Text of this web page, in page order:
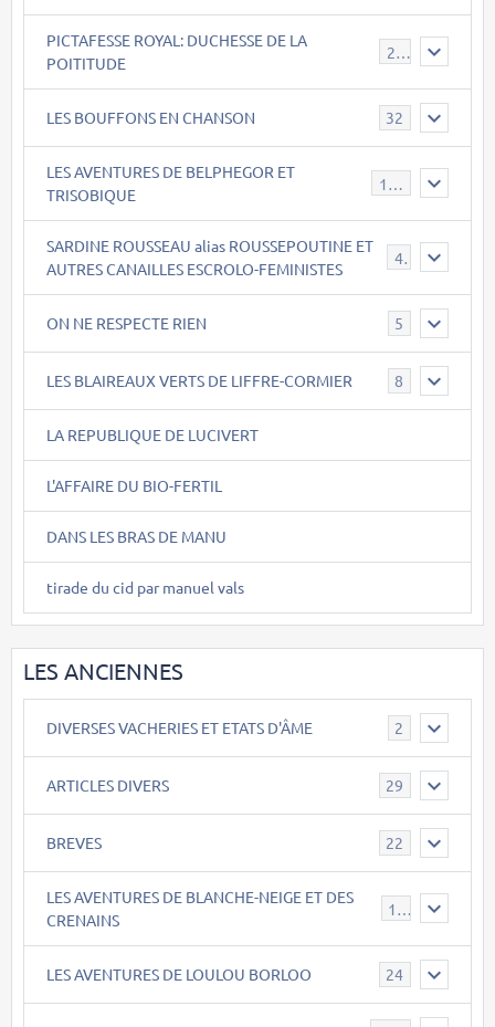
PICTAFESSE ROYAL: DUCHESSE DE LA
POITITUDE
23
LES BOUFFONS EN CHANSON 32
LES AVENTURES DE BELPHEGOR ET
TRISOBIQUE
147
SARDINE ROUSSEAU alias ROUSSEPOUTINE ET
AUTRES CANAILLES ESCROLO-FEMINISTES
40
ON NE RESPECTE RIEN 5
LES BLAIREAUX VERTS DE LIFFRE-CORMIER 8
LA REPUBLIQUE DE LUCIVERT
L'AFFAIRE DU BIO-FERTIL
DANS LES BRAS DE MANU
tirade du cid par manuel vals
LES ANCIENNES
DIVERSES VACHERIES ET ETATS D'ÂME 2
ARTICLES DIVERS 29
BREVES 22
LES AVENTURES DE BLANCHE-NEIGE ET DES
CRENAINS
17
LES AVENTURES DE LOULOU BORLOO 24